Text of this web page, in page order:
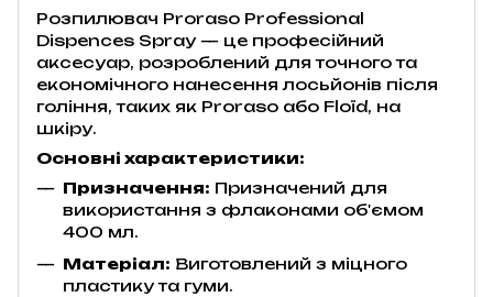
Розпилювач Proraso Professional
Dispences Spray — це професійний
аксесуар, розроблений для точного та
економічного нанесення лосьйонів після
гоління, таких як Proraso або Floïd, на
шкіру.
Основні характеристики:
Призначення: Призначений для
використання з флаконами об'ємом
400 мл.
Матеріал: Виготовлений з міцного
пластику та гуми.